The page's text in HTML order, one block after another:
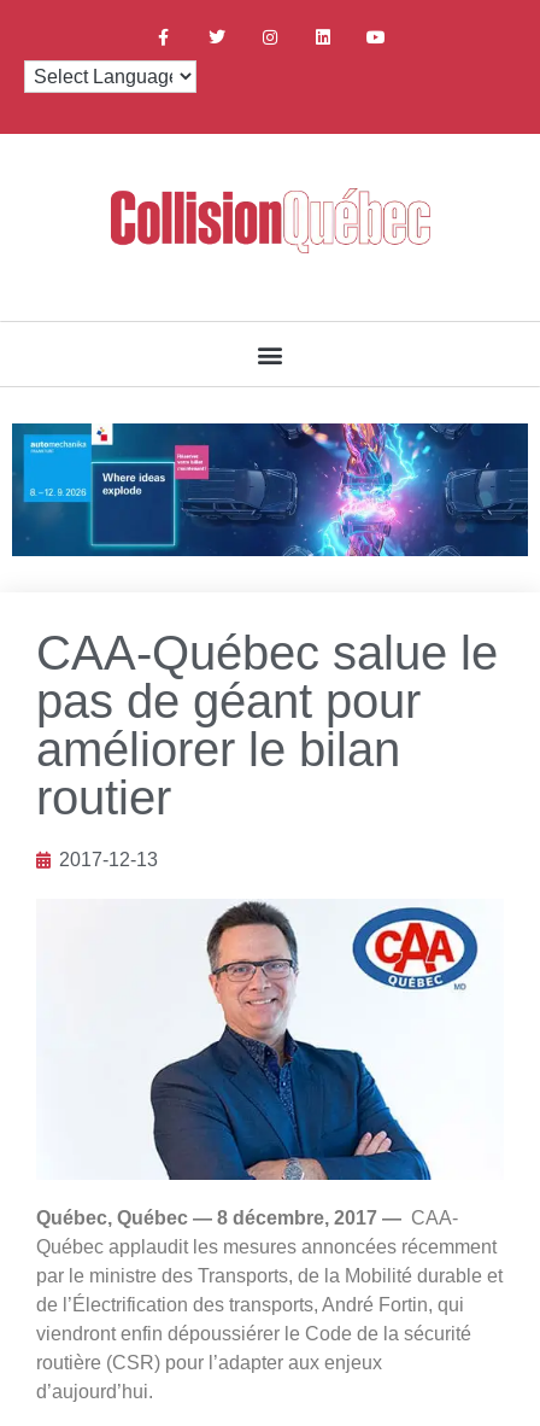
CAA-Québec salue le
pas de géant pour
améliorer le bilan
routier
2017-12-13
Québec, Québec — 8 décembre, 2017 — CAA-
Québec applaudit les mesures annoncées récemment
par le ministre des Transports, de la Mobilité durable et
de l’Électrification des transports, André Fortin, qui
viendront enfin dépoussiérer le Code de la sécurité
routière (CSR) pour l’adapter aux enjeux
d’aujourd’hui.